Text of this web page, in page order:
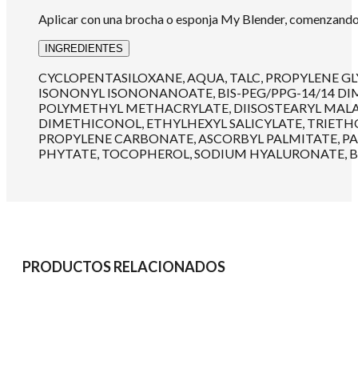
Aplicar con una brocha o esponja My Blender,
INGREDIENTES
CYCLOPENTASILOXANE, AQUA, TALC, PROPYLENE
ISONONYL ISONONANOATE, BIS-PEG/PPG-14/14
POLYMETHYL METHACRYLATE, DIISOSTEARYL
DIMETHICONOL, ETHYLHEXYL SALICYLATE,
PROPYLENE CARBONATE, ASCORBYL PALMITATE,
PHYTATE, TOCOPHEROL, SODIUM HYALURONATE,
PRODUCTOS RELACIONADOS